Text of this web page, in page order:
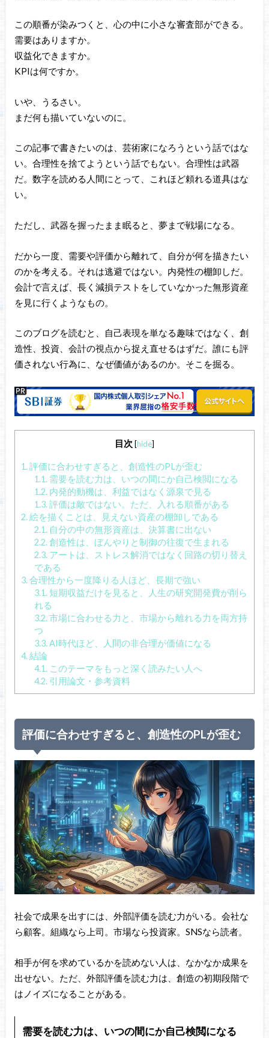
この順番が染みつくと、心の中に小さな審査部ができる。
需要はありますか。
収益化できますか。
KPIは何ですか。
いや、うるさい。
まだ何も描いていないのに。
この記事で書きたいのは、芸術家になろうという話ではな
い。合理性を捨てようという話でもない。合理性は武器
だ。数字を読める人間にとって、これほど頼れる道具はな
い。
ただし、武器を握ったまま眠ると、夢まで戦場になる。
だから一度、需要や評価から離れて、自分が何を描きたい
のかを考える。それは逃避ではない。内発性の棚卸しだ。
会計で言えば、長く減損テストをしていなかった無形資産
を見に行くようなもの。
このブログを読むと、自己表現を単なる趣味ではなく、創
造性、投資、会計の視点から捉え直せるはずだ。誰にも評
価されない行為に、なぜ価値があるのか。そこを掘る。
目次 [hide]
1.評価に合わせすぎると、創造性のPLが歪む
1.1.需要を読む力は、いつの間にか自己検閲になる
1.2.内発的動機は、利益ではなく源泉で見る
1.3.評価は敵ではない。ただ、入れる順番がある
2.絵を描くことは、見えない資産の棚卸しである
2.1.自分の中の無形資産は、決算書に出ない
2.2.創造性は、ぼんやりと制御の往復で生まれる
2.3.アートは、ストレス解消ではなく回路の切り替え
である
3.合理性から一度降りる人ほど、長期で強い
3.1.短期収益だけを見ると、人生の研究開発費が削ら
れる
3.2.市場に合わせる力と、市場から離れる力を両方持
つ
3.3.AI時代ほど、人間の非合理が価値になる
4.結論
4.1.このテーマをもっと深く読みたい人へ
4.2.引用論文・参考資料
評価に合わせすぎると、創造性のPLが歪む
社会で成果を出すには、外部評価を読む力がいる。会社な
ら顧客。組織なら上司。市場なら投資家。SNSなら読者。
相手が何を求めているかを読めない人は、なかなか成果を
出せない。ただ、外部評価を読む力は、創造の初期段階で
はノイズになることがある。
需要を読む力は、いつの間にか自己検閲になる